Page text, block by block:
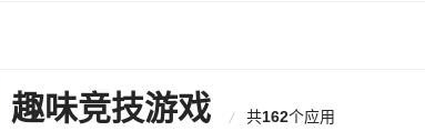
趣味竞技游戏 共162个应用